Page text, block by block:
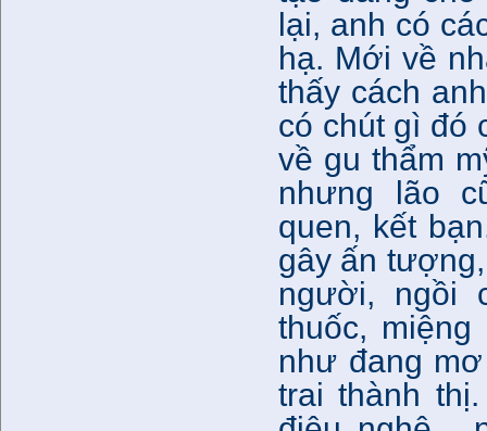
lại, anh có
hạ. Mới về
thấy cách
có chút gì đó
về gu thẩm
nhưng lão
quen, kết
gây ấn
người, ngồi
thuốc,
như đang
trai thành